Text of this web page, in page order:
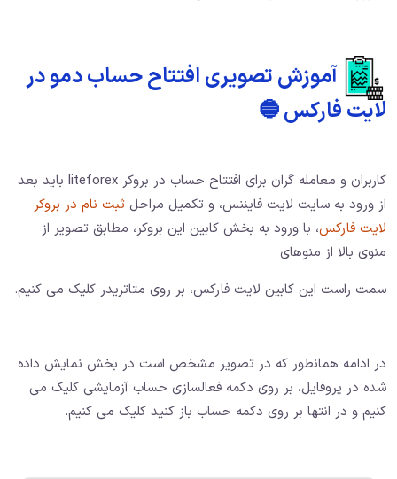
آموزش تصویری افتتاح حساب دمو در
لایت فارکس 🔵
کاربران و معامله گران برای افتتاح حساب در بروکر liteforex باید بعد
از ورود به سایت لایت فایننس، و تکمیل مراحل ثبت نام در بروکر
لایت فارکس، با ورود به بخش کابین این بروکر، مطابق تصویر از
منوی بالا از منوهای
سمت راست این کابین لایت فارکس، بر روی متاتریدر کلیک می کنیم.
در ادامه همانطور که در تصویر مشخص است در بخش نمایش داده
شده در پروفایل، بر روی دکمه فعالسازی حساب آزمایشی کلیک می
کنیم و در انتها بر روی دکمه حساب باز کنید کلیک می کنیم.